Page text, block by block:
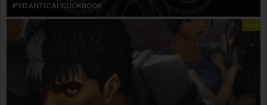
PYDANTICAI COOKBOOK
libri